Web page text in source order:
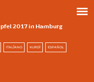
2017 in Hamburg
ITALIANO KURDÎ ESPAÑOL